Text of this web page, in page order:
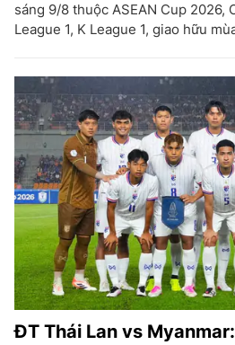
sáng 9/8 thuộc ASEAN Cup 2026,
League 1, K League 1, giao hữu
ĐT Thái Lan vs